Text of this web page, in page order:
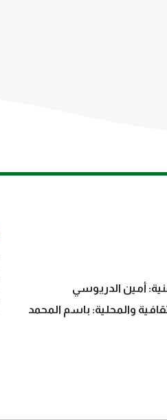
أمين الدريوسي
والمحلية: باسم المحمد